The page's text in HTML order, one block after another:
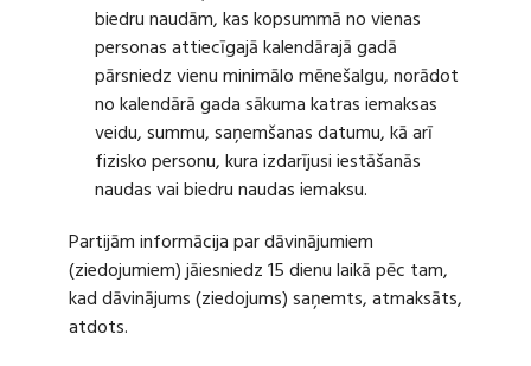
biedru naudām, kas kopsummā no vienas
personas attiecīgajā kalendārajā gadā
pārsniedz vienu minimālo mēnešalgu, norādot
no kalendārā gada sākuma katras iemaksas
veidu, summu, saņemšanas datumu, kā arī
fizisko personu, kura izdarījusi iestāšanās
naudas vai biedru naudas iemaksu.
Partijām informācija par dāvinājumiem
(ziedojumiem) jāiesniedz 15 dienu laikā pēc tam,
kad dāvinājums (ziedojums) saņemts, atmaksāts,
atdots.